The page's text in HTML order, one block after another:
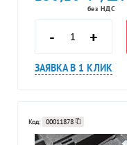
без НДС
- +
ЗАЯВКА В 1 КЛИК
Код: 00011878